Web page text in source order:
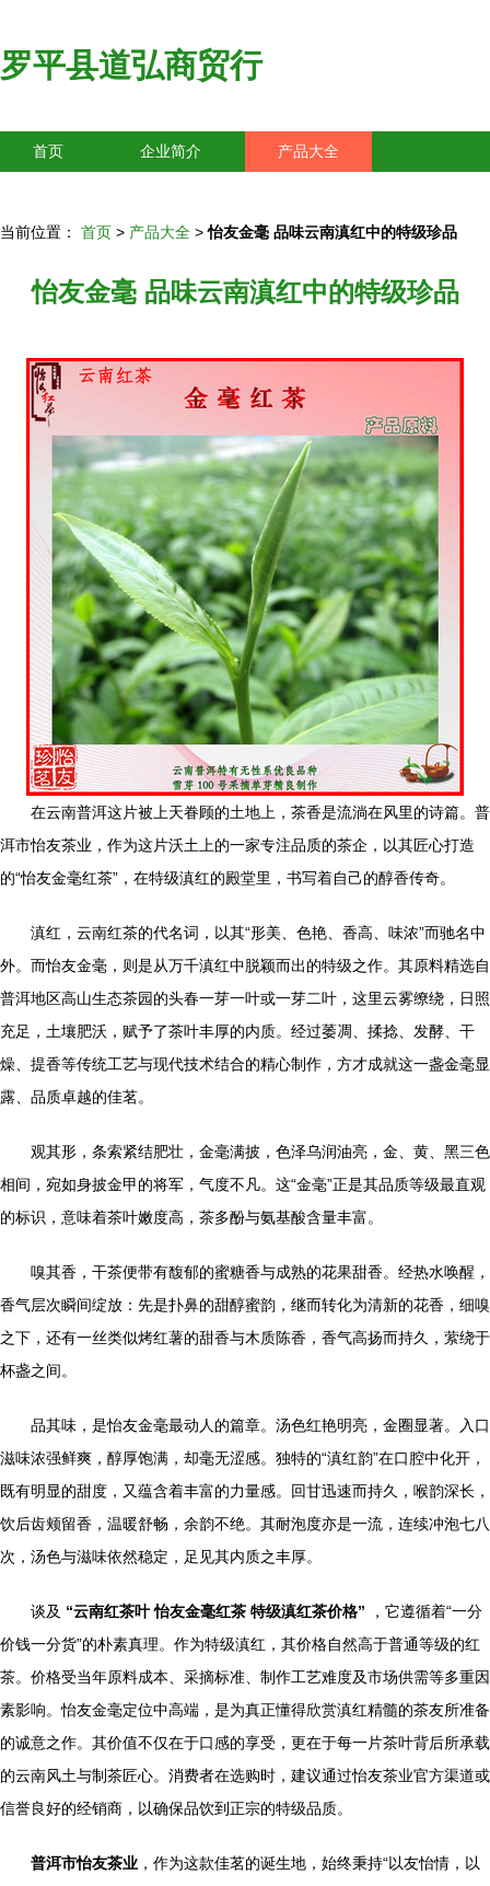
罗平县道弘商贸行
首页 企业简介 产品大全
当前位置： 首页 > 产品大全 > 怡友金毫 品味云南滇红中的特级珍品
怡友金毫 品味云南滇红中的特级珍品
在云南普洱这片被上天眷顾的土地上，茶香是流淌在风里的诗篇。普
洱市怡友茶业，作为这片沃土上的一家专注品质的茶企，以其匠心打造
的“怡友金毫红茶”，在特级滇红的殿堂里，书写着自己的醇香传奇。
滇红，云南红茶的代名词，以其“形美、色艳、香高、味浓”而驰名中
外。而怡友金毫，则是从万千滇红中脱颖而出的特级之作。其原料精选自
普洱地区高山生态茶园的头春一芽一叶或一芽二叶，这里云雾缭绕，日照
充足，土壤肥沃，赋予了茶叶丰厚的内质。经过萎凋、揉捻、发酵、干
燥、提香等传统工艺与现代技术结合的精心制作，方才成就这一盏金毫显
露、品质卓越的佳茗。
观其形，条索紧结肥壮，金毫满披，色泽乌润油亮，金、黄、黑三色
相间，宛如身披金甲的将军，气度不凡。这“金毫”正是其品质等级最直观
的标识，意味着茶叶嫩度高，茶多酚与氨基酸含量丰富。
嗅其香，干茶便带有馥郁的蜜糖香与成熟的花果甜香。经热水唤醒，
香气层次瞬间绽放：先是扑鼻的甜醇蜜韵，继而转化为清新的花香，细嗅
之下，还有一丝类似烤红薯的甜香与木质陈香，香气高扬而持久，萦绕于
杯盏之间。
品其味，是怡友金毫最动人的篇章。汤色红艳明亮，金圈显著。入口
滋味浓强鲜爽，醇厚饱满，却毫无涩感。独特的“滇红韵”在口腔中化开，
既有明显的甜度，又蕴含着丰富的力量感。回甘迅速而持久，喉韵深长，
饮后齿颊留香，温暖舒畅，余韵不绝。其耐泡度亦是一流，连续冲泡七八
次，汤色与滋味依然稳定，足见其内质之丰厚。
谈及 “云南红茶叶 怡友金毫红茶 特级滇红茶价格” ，它遵循着“一分
价钱一分货”的朴素真理。作为特级滇红，其价格自然高于普通等级的红
茶。价格受当年原料成本、采摘标准、制作工艺难度及市场供需等多重因
素影响。怡友金毫定位中高端，是为真正懂得欣赏滇红精髓的茶友所准备
的诚意之作。其价值不仅在于口感的享受，更在于每一片茶叶背后所承载
的云南风土与制茶匠心。消费者在选购时，建议通过怡友茶业官方渠道或
信誉良好的经销商，以确保品饮到正宗的特级品质。
普洱市怡友茶业 ，作为这款佳茗的诞生地，始终秉持“以友怡情，以